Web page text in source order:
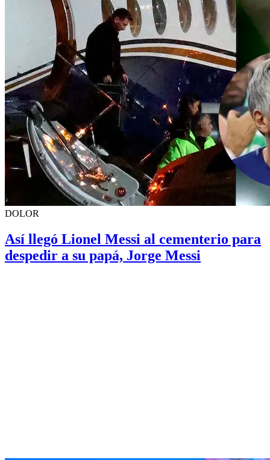
DOLOR
Así llegó Lionel Messi al cementerio para
despedir a su papá, Jorge Messi